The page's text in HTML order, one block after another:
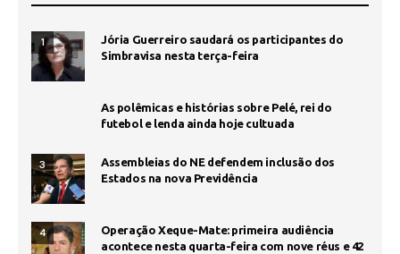
1
Jória Guerreiro saudará os participantes do
Simbravisa nesta terça-feira
As polêmicas e histórias sobre Pelé, rei do
futebol e lenda ainda hoje cultuada
3
Assembleias do NE defendem inclusão dos
Estados na nova Previdência
4
Operação Xeque-Mate: primeira audiência
acontece nesta quarta-feira com nove réus e 42